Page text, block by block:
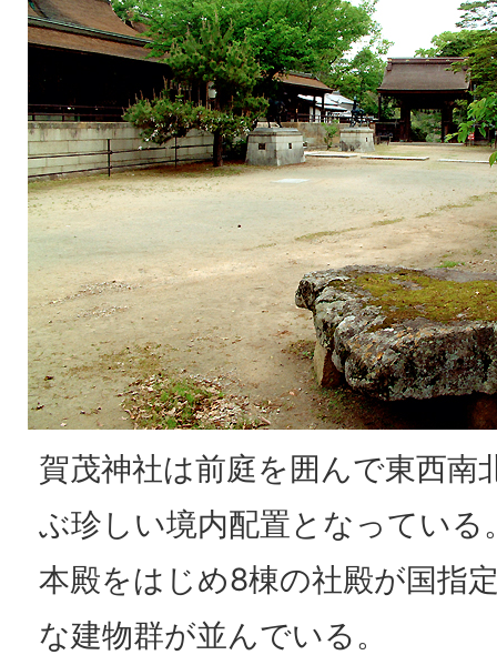
賀茂神社は前庭を囲んで東西南
ぶ珍しい境内配置となっている
本殿をはじめ8棟の社殿が国指
な建物群が並んでいる。